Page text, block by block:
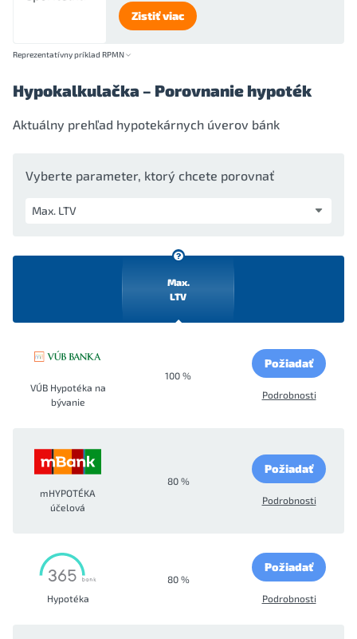
Zistiť viac
Reprezentatívny príklad RPMN
Hypokalkulačka – Porovnanie hypoték
Aktuálny prehľad hypotekárnych úverov bánk
Vyberte parameter, ktorý chcete porovnať
Max.
LTV
VÚB Hypotéka na
bývanie
100 %
Požiadať
Podrobnosti
mHYPOTÉKA
účelová
80 %
Požiadať
Podrobnosti
Hypotéka
80 %
Požiadať
Podrobnosti